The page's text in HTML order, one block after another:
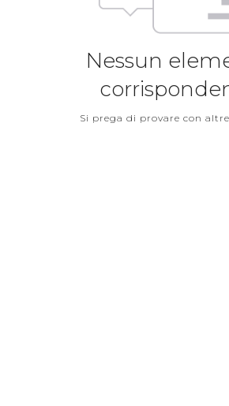
Nessun
Si prega di provare con